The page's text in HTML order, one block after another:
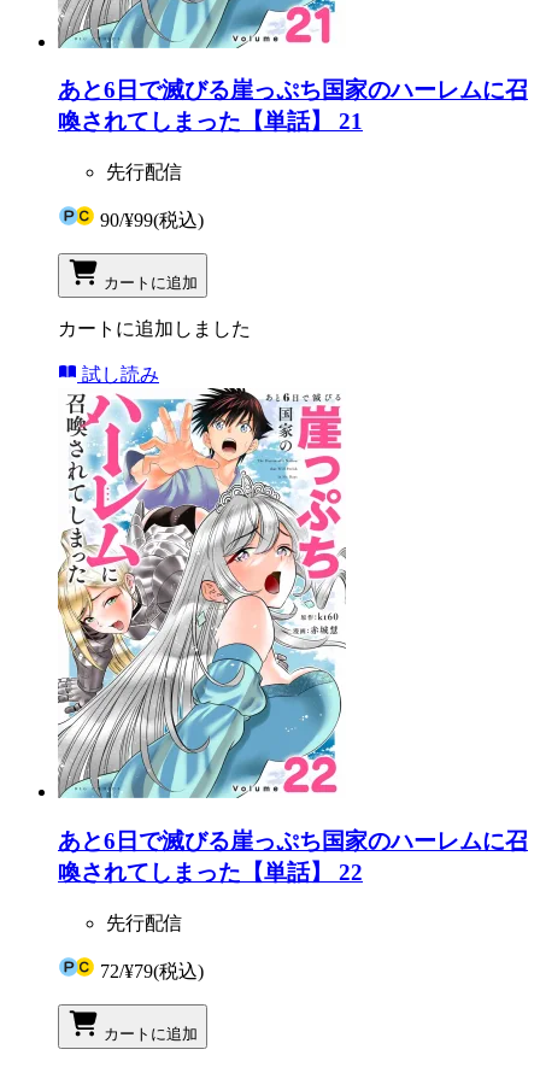
あと6日で滅びる崖っぷち国家のハーレムに召
喚されてしまった【単話】 21
先行配信
90/¥99(税込)
カートに追加
カートに追加しました
試し読み
あと6日で滅びる崖っぷち国家のハーレムに召
喚されてしまった【単話】 22
先行配信
72/¥79(税込)
カートに追加